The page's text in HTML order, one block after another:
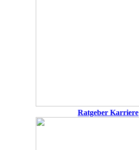
Ratgeber Karriere